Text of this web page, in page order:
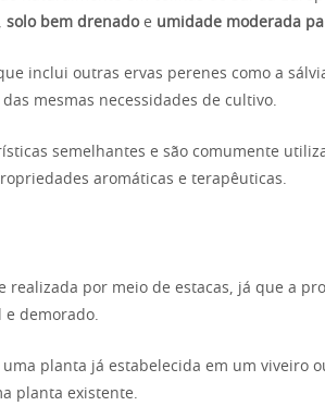
solo bem drenadoe umidade moderada
inclui outras ervas perenes como a
mesmas necessidades de cultivo.
semelhantes e são comumente
aromáticas e terapêuticas.
realizada por meio de estacas, já que a
e demorado.
planta já estabelecida em um viveiro
planta existente.